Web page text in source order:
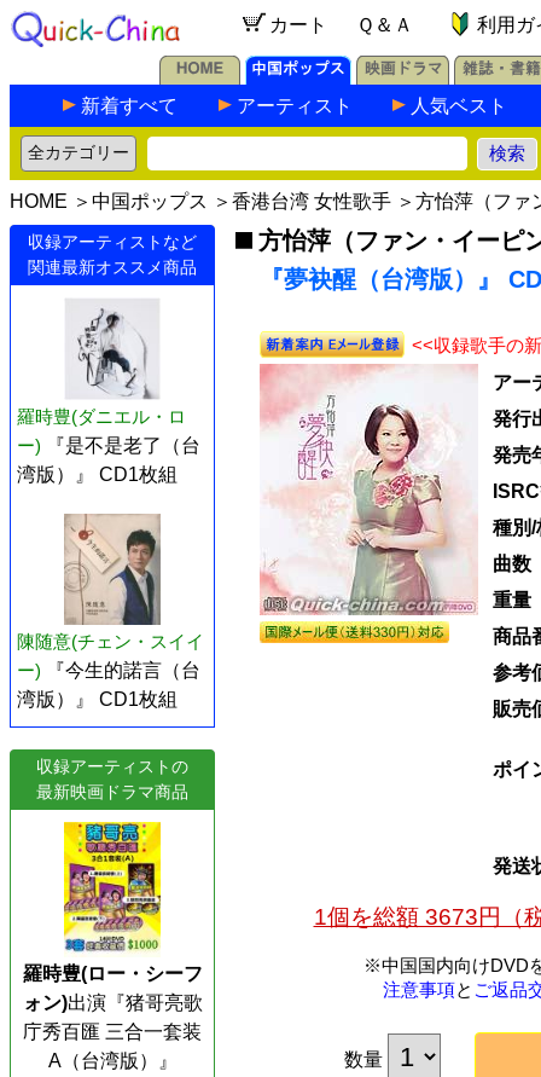
カート Ｑ＆Ａ 利用ガ
新着すべて アーティスト 人気ベスト
HOME ＞ 中国ポップス ＞ 香港台湾 女性歌手 ＞ 方怡萍（ファ
収録アーティストなど
関連最新オススメ商品
羅時豊(ダニエル・ロ
ー)
『是不是老了（台
湾版）』 CD1枚組
陳随意(チェン・スイイ
ー)
『今生的諾言（台
湾版）』 CD1枚組
収録アーティストの
最新映画ドラマ商品
羅時豊(ロー・シーフ
ォン)出演『猪哥亮歌
庁秀百匯 三合一套装
A（台湾版）』
方怡萍（ファン・イーピ
『夢袂醒（台湾版）』
<<収録歌手の
アー
発行
発売
種別/
曲数
重量
商品
参考
販売
ポイ
発送
1個を総額 3673円（
※中国国内向けDVD
注意事項と ご返品
数量